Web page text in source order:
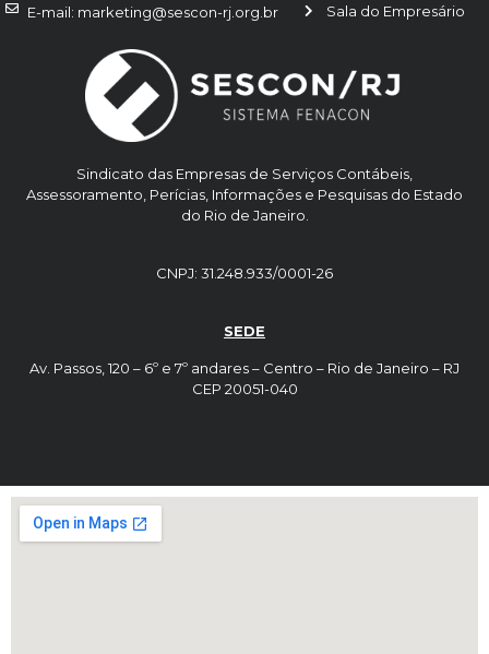
Sindicato das Empresas de Serviços Contábeis,
Assessoramento, Perícias, Informações e Pesquisas do Estado
do Rio de Janeiro.
CNPJ: 31.248.933/0001-26
SEDE
Av. Passos, 120 – 6º e 7º andares – Centro – Rio de Janeiro – RJ
CEP 20051-040
Sala do Empresário
E-mail: marketing@sescon-rj.org.br